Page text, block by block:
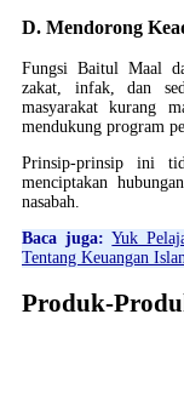
D. Mendorong
Fungsi Baitul Maal
zakat, infak, dan
masyarakat kurang
mendukung program
Prinsip-prinsip ini
menciptakan
nasabah.
Baca juga:Yuk
Tentang Keuangan
Produk-